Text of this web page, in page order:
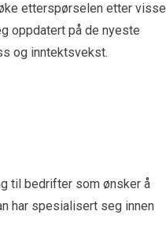
etterspørselen etter visse
oppdatert på de nyeste
og inntektsvekst.
til bedrifter som ønsker å
har spesialisert seg innen